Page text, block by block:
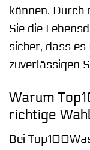
können. Durch
Sie die
sicher, dass es
zuverlässigen
Warum
richtige
Bei